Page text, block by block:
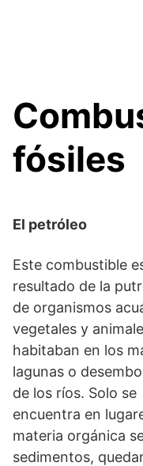
fósiles
El petróleo
Este combustible
resultado de la
de organismos
vegetales y
habitaban en los
lagunas o
de los ríos. Solo se
encuentra en
materia orgánica
sedimentos,